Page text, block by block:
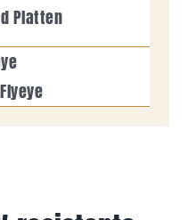
Platten